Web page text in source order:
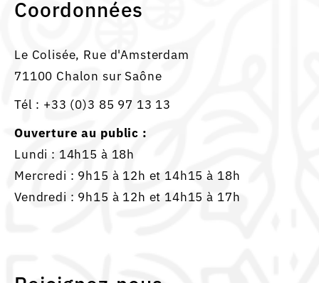
Coordonnées
Le Colisée, Rue d'Amsterdam
71100 Chalon sur Saône
Tél : +33 (0)3 85 97 13 13
Ouverture au public :
Lundi : 14h15 à 18h
Mercredi : 9h15 à 12h et 14h15 à 18h
Vendredi : 9h15 à 12h et 14h15 à 17h